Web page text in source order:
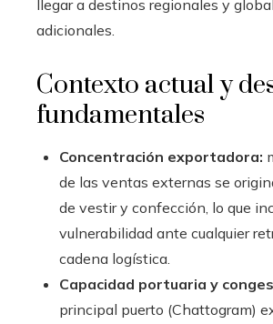
llegar a destinos regionales y
adicionales.
Contexto actual y
fundamentales
Concentración exportadora:
de las ventas externas se
de vestir y confección, lo que
vulnerabilidad ante cualquier
cadena logística.
Capacidad portuaria y
principal puerto (Chattogram)